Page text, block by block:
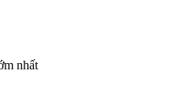
nhất